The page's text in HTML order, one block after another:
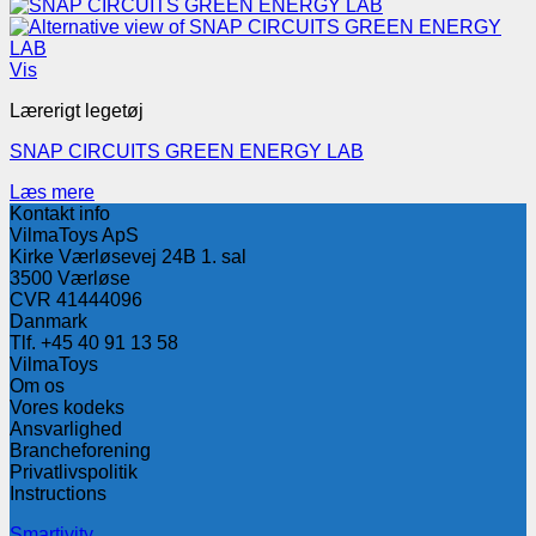
Vis
Lærerigt legetøj
SNAP CIRCUITS GREEN ENERGY LAB
Læs mere
Kontakt info
VilmaToys ApS
Kirke Værløsevej 24B 1. sal
3500 Værløse
CVR 41444096
Danmark
Tlf. +45 40 91 13 58
VilmaToys
Om os
Vores kodeks
Ansvarlighed
Brancheforening
Privatlivspolitik
Instructions